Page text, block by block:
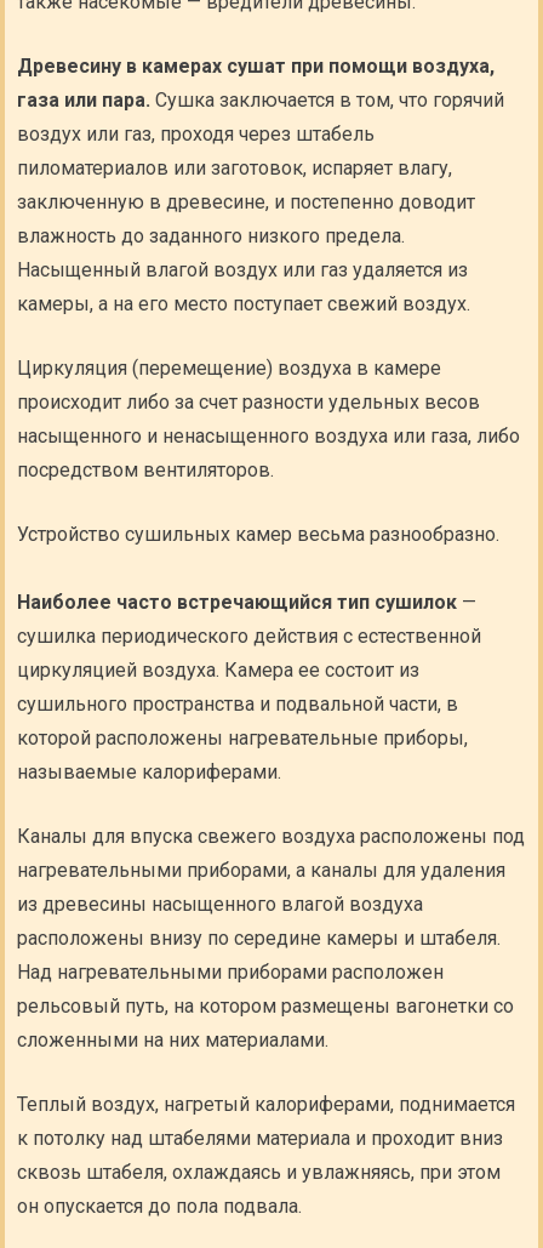
Древесину в камерах сушат при помощи воздуха,
газа или пара. Сушка заключается в том, что горячий
воздух или газ, проходя через штабель
пиломатериалов или заготовок, испаряет влагу,
заключенную в древесине, и постепенно доводит
влажность до заданного низкого предела.
Насыщенный влагой воздух или газ удаляется из
камеры, а на его место поступает свежий воздух.
Циркуляция (перемещение) воздуха в камере
происходит либо за счет разности удельных весов
насыщенного и ненасыщенного воздуха или газа, либо
посредством вентиляторов.
Устройство сушильных камер весьма разнообразно.
Наиболее часто встречающийся тип сушилок —
сушилка периодического действия с естественной
циркуляцией воздуха. Камера ее состоит из
сушильного пространства и подвальной части, в
которой расположены нагревательные приборы,
называемые калориферами.
Каналы для впуска свежего воздуха расположены под
нагревательными приборами, а каналы для удаления
из древесины насыщенного влагой воздуха
расположены внизу по середине камеры и штабеля.
Над нагревательными приборами расположен
рельсовый путь, на котором размещены вагонетки со
сложенными на них материалами.
Теплый воздух, нагретый калориферами, поднимается
к потолку над штабелями материала и проходит вниз
сквозь штабеля, охлаждаясь и увлажняясь, при этом
он опускается до пола подвала.